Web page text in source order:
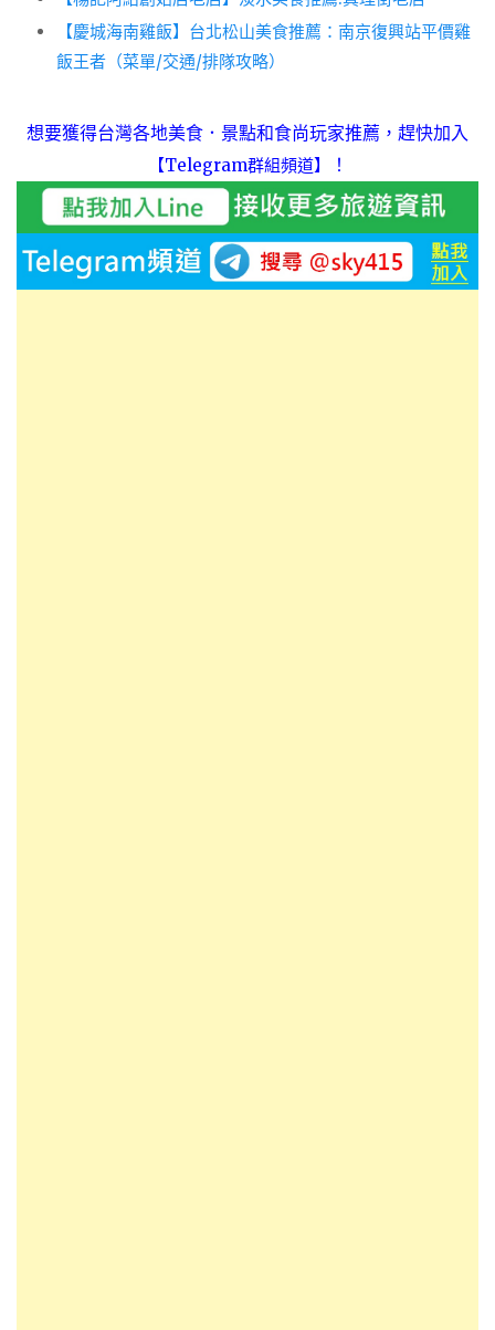
【慶城海南雞飯】台北松山美食推薦：南京復興站平價雞
飯王者（菜單/交通/排隊攻略）
想要獲得台灣各地美食．景點和食尚玩家推薦，趕快加入
【Telegram群組頻道】 ！